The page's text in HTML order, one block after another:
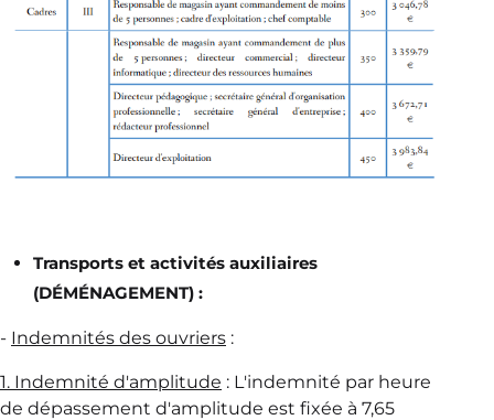
Transports et activités auxiliaires
(DÉMÉNAGEMENT) :
- Indemnités des ouvriers :
1. Indemnité d'amplitude : L'indemnité par heure
de dépassement d'amplitude est fixée à 7,65